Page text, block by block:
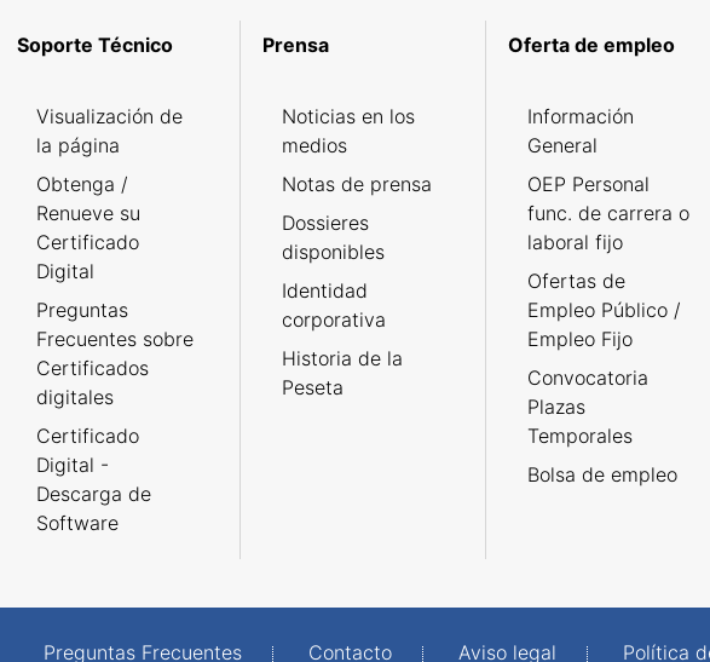
Soporte Técnico
Visualización de
la página
Obtenga /
Renueve su
Certificado
Digital
Preguntas
Frecuentes sobre
Certificados
digitales
Certificado
Digital -
Descarga de
Software
Prensa
Noticias en los
medios
Notas de prensa
Dossieres
disponibles
Identidad
corporativa
Historia de la
Peseta
Oferta de empleo
Información
General
OEP Personal
func. de carrera o
laboral fijo
Ofertas de
Empleo Público /
Empleo Fijo
Convocatoria
Plazas
Temporales
Bolsa de empleo
Preguntas Frecuentes Contacto Aviso legal Política